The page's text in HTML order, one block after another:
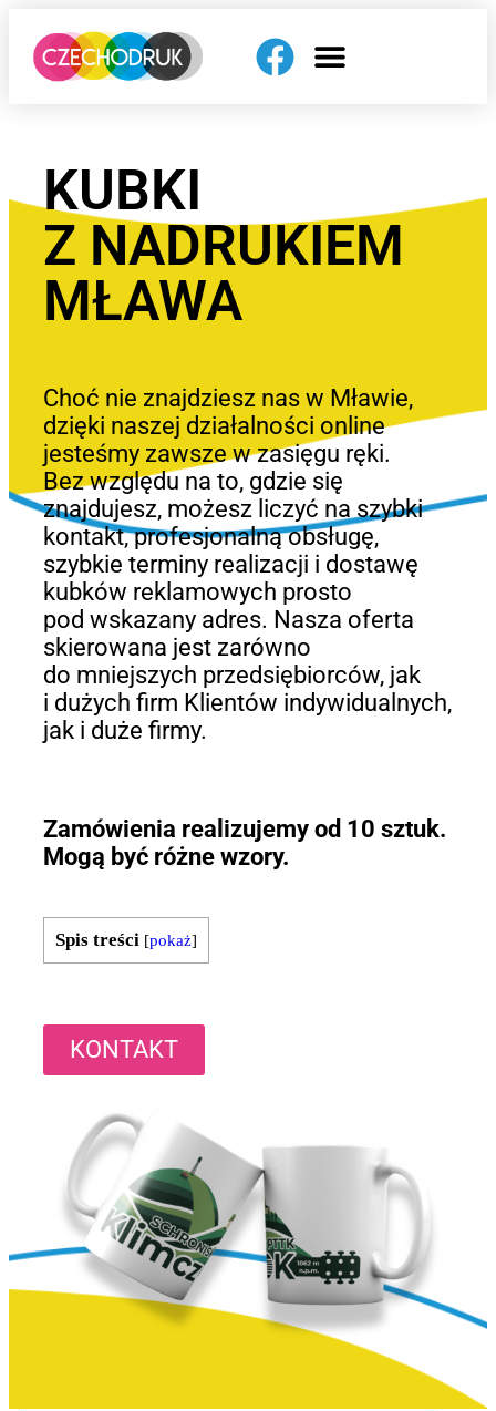
KUBKI
Z NADRUKIEM
MŁAWA
Choć nie znajdziesz nas w Mławie,
dzięki naszej działalności online
jesteśmy zawsze w zasięgu ręki.
Bez względu na to, gdzie się
znajdujesz, możesz liczyć na szybki
kontakt, profesjonalną obsługę,
szybkie terminy realizacji i dostawę
kubków reklamowych prosto
pod wskazany adres. Nasza oferta
skierowana jest zarówno
do mniejszych przedsiębiorców, jak
i dużych firm Klientów indywidualnych,
jak i duże firmy.
Zamówienia realizujemy od 10 sztuk.
Mogą być różne wzory.
Spis treści [pokaż]
KONTAKT